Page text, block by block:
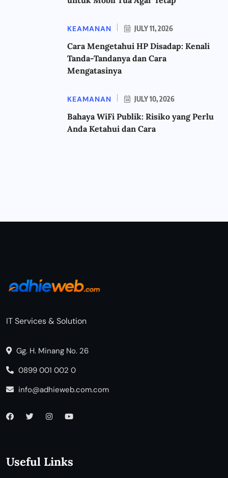
KEAMANAN JULY 11, 2026
Cara Mengetahui HP Disadap: Kenali
Tanda-Tandanya dan Cara
Mengatasinya
KEAMANAN JULY 10, 2026
Bahaya WiFi Publik: Risiko yang Perlu
Anda Ketahui dan Cara
IT Services & Solution
Gg. H. Minang No. 26
0899 001 002 0
info@adhieweb.com.com
Useful Links